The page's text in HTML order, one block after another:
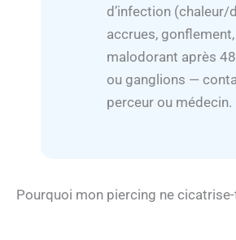
d’infection (chaleur/
accrues,
malodorant après
ou ganglions —
perceur ou médecin.
Pourquoi mon piercing ne